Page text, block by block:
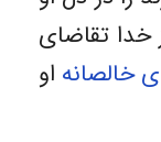
تقاضای
خالصانه او